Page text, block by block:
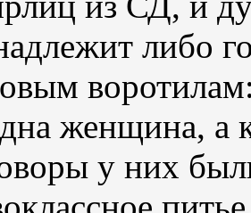
либо
женщина, а
у них